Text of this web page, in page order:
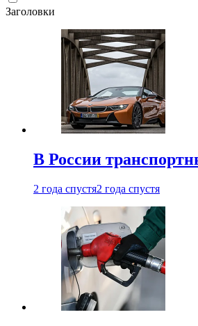
Заголовки
В России
2 года спустя2 года спустя